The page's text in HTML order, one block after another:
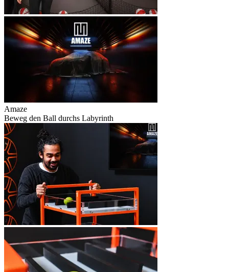
Amaze
Beweg den Ball durchs Labyrinth